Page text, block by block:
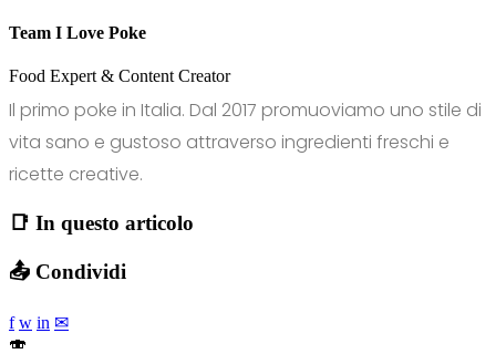
Team I Love Poke
Food Expert & Content Creator
Il primo poke in Italia. Dal 2017 promuoviamo uno stile di
vita sano e gustoso attraverso ingredienti freschi e
ricette creative.
📑 In questo articolo
📤 Condividi
f w in ✉
🍣